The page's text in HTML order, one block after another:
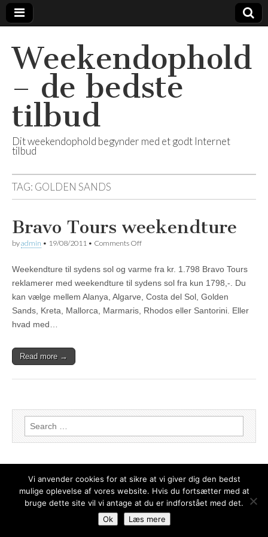
Weekendophold
– de bedste
tilbud
Dit weekendophold begynder med et godt Internet
tilbud
TAG: GOLDEN SANDS
Bravo Tours weekendture
byadmin • 19/08/2011 • Comments Off
Weekendture til sydens sol og varme fra kr. 1.798 Bravo Tours
reklamerer med weekendture til sydens sol fra kun 1798,-. Du
kan vælge mellem Alanya, Algarve, Costa del Sol, Golden
Sands, Kreta, Mallorca, Marmaris, Rhodos eller Santorini. Eller
hvad med…
Read more →
Search for:
Weekendophold – de bedste tilbud
The Magazine Basic Theme bybavotasan.com
Vi anvender cookies for at sikre at vi giver dig den bedst
mulige oplevelse af vores website. Hvis du fortsætter med at
bruge dette site vil vi antage at du er indforstået med det.
Ok
Læs mere